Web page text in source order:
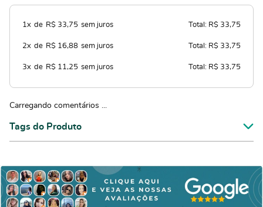
1x de R$ 33,75 sem juros Total: R$ 33,75
2x de R$ 16,88 sem juros Total: R$ 33,75
3x de R$ 11,25 sem juros Total: R$ 33,75
Carregando comentários ...
Tags do Produto